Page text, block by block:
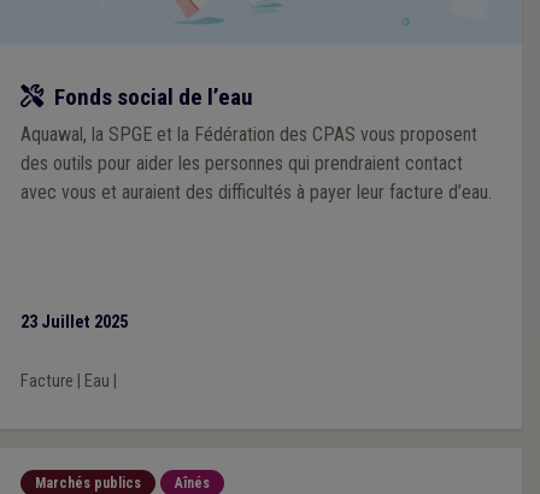
Outil
Fonds social de l’eau
Aquawal, la SPGE et la Fédération des CPAS vous proposent
des outils pour aider les personnes qui prendraient contact
avec vous et auraient des difficultés à payer leur facture d’eau.
23 Juillet 2025
Facture Eau
Marchés publics Aînés